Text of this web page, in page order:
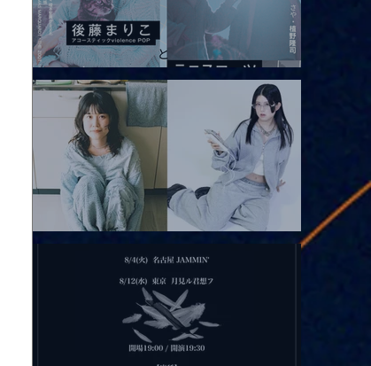
2026.08.10 |【観覧】「巷のmyストーリー/風の憶測1～後藤まりこ
アコースティックviolence POPとテニスコーツ」